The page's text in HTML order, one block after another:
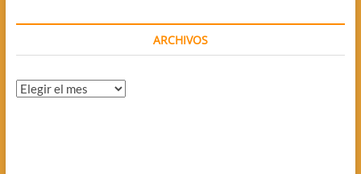
ARCHIVOS
Archivos